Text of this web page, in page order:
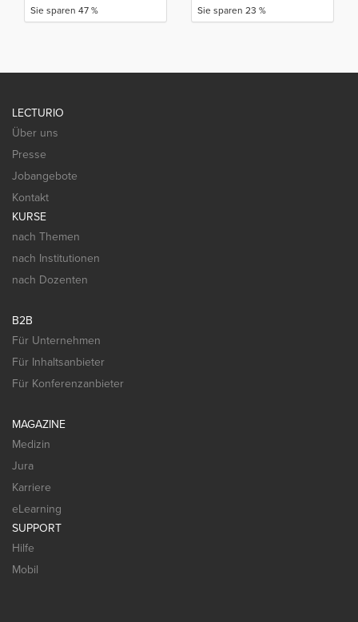
Sie sparen 47 % Sie sparen 23 %
LECTURIO
Über uns
Presse
Jobangebote
Kontakt
KURSE
nach Themen
nach Institutionen
nach Dozenten
B2B
Für Unternehmen
Für Inhaltsanbieter
Für Konferenzanbieter
MAGAZINE
Medizin
Jura
Karriere
eLearning
SUPPORT
Hilfe
Mobil